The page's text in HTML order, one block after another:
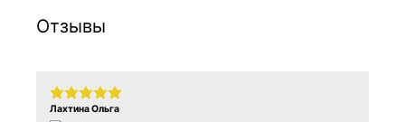
Отзывы
Лахтина Ольга